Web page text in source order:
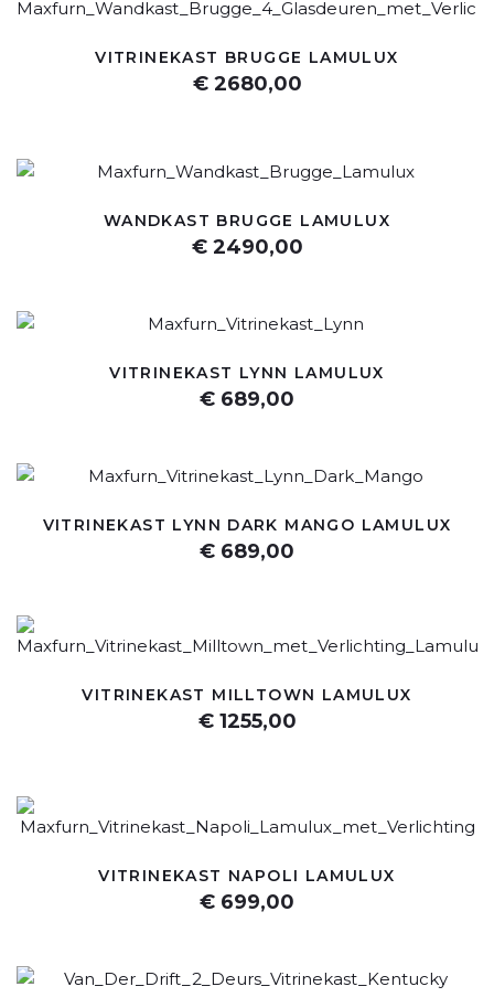
VITRINEKAST BRUGGE LAMULUX
€ 2680,00
WANDKAST BRUGGE LAMULUX
€ 2490,00
VITRINEKAST LYNN LAMULUX
€ 689,00
VITRINEKAST LYNN DARK MANGO LAMULUX
€ 689,00
VITRINEKAST MILLTOWN LAMULUX
€ 1255,00
VITRINEKAST NAPOLI LAMULUX
€ 699,00